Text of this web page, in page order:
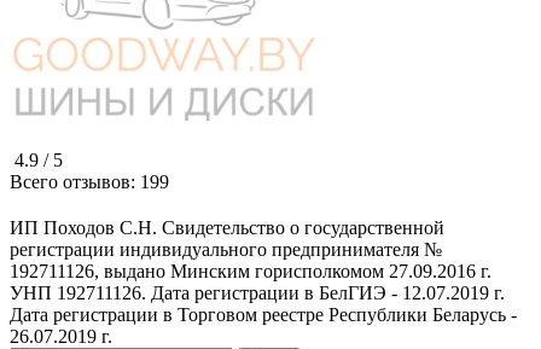
4.9 / 5
Всего отзывов: 199
ИП Походов С.Н. Свидетельство о государственной
регистрации индивидуального предпринимателя №
192711126, выдано Минским горисполкомом 27.09.2016 г.
УНП 192711126. Дата регистрации в БелГИЭ - 12.07.2019 г.
Дата регистрации в Торговом реестре Республики Беларусь -
26.07.2019 г.